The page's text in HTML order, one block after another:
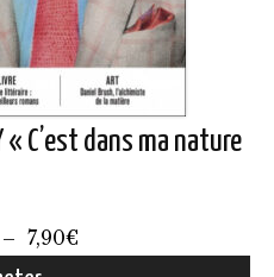
« C’est dans ma nature
– 7,90€